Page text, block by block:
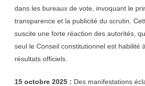
dans les bureaux de vote, invoquant le
transparence et la publicité du scrutin.
suscite une forte réaction des autorités,
seul le Conseil constitutionnel est habilité
résultats officiels.
15 octobre 2025 : Des manifestations